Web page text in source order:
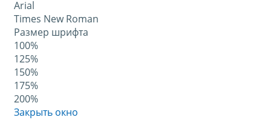
Arial
Times New Roman
Размер шрифта
100%
125%
150%
175%
200%
Закрыть окно